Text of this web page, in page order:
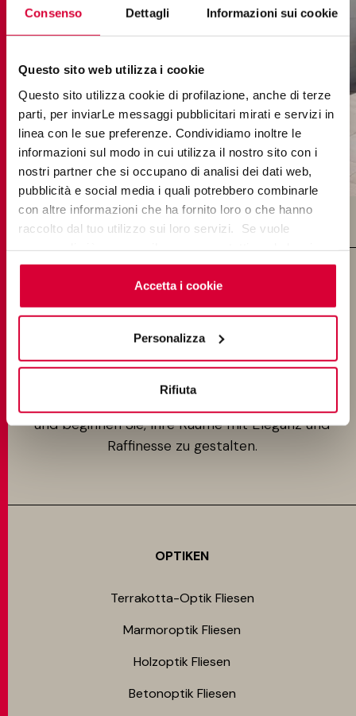
Consenso Dettagli Informazioni sui cookie
Questo sito web utilizza i cookie
Questo sito utilizza cookie di profilazione, anche di terze
parti, per inviarLe messaggi pubblicitari mirati e servizi in
linea con le sue preferenze. Condividiamo inoltre le
informazioni sul modo in cui utilizza il nostro sito con i
nostri partner che si occupano di analisi dei dati web,
pubblicità e social media i quali potrebbero combinarle
con altre informazioni che ha fornito loro o che hanno
raccolto dal tuo utilizzo sui loro servizi. Se vuole
cookieclicchi qui. Il consenso può essere espresso
cliccando sul tasto “Accetta i cookie”. Se non vuole i
cookie di profilazione può negare il consenso sul tasto
Accetta i cookie
Personalizza
Rifiuta
brystone ivory
FEINSTEINZEUG: GESTALTEN SIE
IHR AMBIENTE
Keope bietet vielfältige Lösungen, die Ihre
Designideen erfüllen könnten. Entdecken Sie alle
und beginnen Sie, Ihre Räume mit Eleganz und
Raffinesse zu gestalten.
OPTIKEN
Terrakotta-Optik Fliesen
Marmoroptik Fliesen
Holzoptik Fliesen
Betonoptik Fliesen